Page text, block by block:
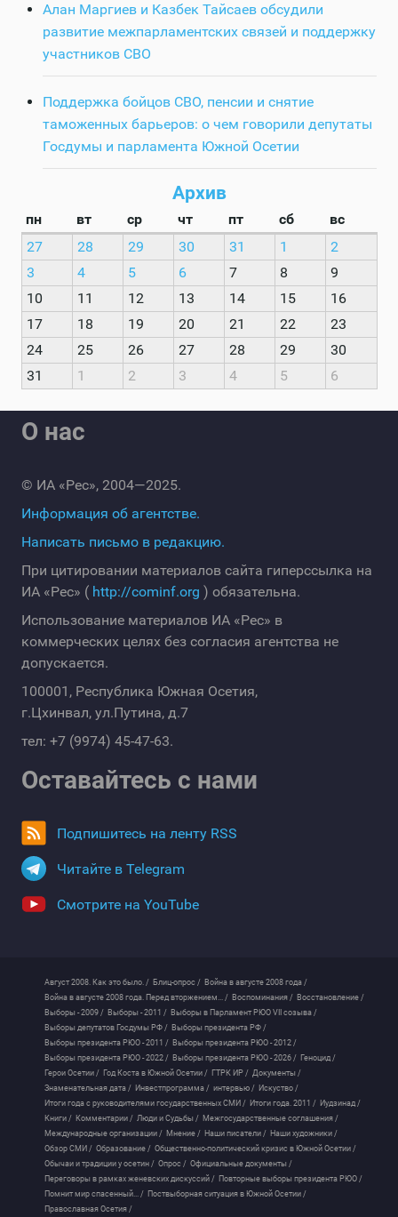
Алан Маргиев и Казбек Тайсаев обсудили
развитие межпарламентских связей и поддержку
участников СВО
Поддержка бойцов СВО, пенсии и снятие
таможенных барьеров: о чем говорили депутаты
Госдумы и парламента Южной Осетии
Архив
пн вт ср чт пт сб
вс
27
28 29 30 31 1
2
3
4 5 6 7 8
9
10
11 12 13 14 15
16
17
18 19 20 21 22
23
24
25 26 27 28 29
30
31
1 2 3 4 5 6
О нас
© ИА «Рес», 2004—2025.
Информация об агентстве.
Написать письмо в редакцию.
При цитировании материалов сайта гиперссылка на
ИА «Рес» ( http://cominf.org ) обязательна.
Использование материалов ИА «Рес» в
коммерческих целях без согласия агентства не
допускается.
100001, Республика Южная Осетия,
г.Цхинвал, ул.Путина, д.7
тел: +7 (9974) 45-47-63.
Оставайтесь с нами
Подпишитесь на ленту RSS
Читайте в Telegram
Смотрите на YouTube
Август 2008. Как это было. / Блиц-опрос / Война в августе 2008 года /
Война в августе 2008 года. Перед вторжением... / Воспоминания / Восстановление /
Выборы - 2009 / Выборы - 2011 / Выборы в Парламент РЮО VII созыва /
Выборы депутатов Госдумы РФ / Выборы президента РФ /
Выборы президента РЮО - 2011 / Выборы президента РЮО - 2012 /
Выборы президента РЮО - 2022 / Выборы президента РЮО - 2026 / Геноцид /
Герои Осетии / Год Коста в Южной Осетии / ГТРК ИР / Документы /
Знаменательная дата / Инвестпрограмма / интервью / Искуство /
Итоги года с руководителями государственных СМИ / Итоги года. 2011 / Иудзинад /
Книги / Комментарии / Люди и Судьбы / Межгосударственные соглашения /
Международные организации / Мнение / Наши писатели / Наши художники /
Обзор СМИ / Образование / Общественно-политический кризис в Южной Осетии /
Обычаи и традиции у осетин / Опрос / Официальные документы /
Переговоры в рамках женевских дискуссий / Повторные выборы президента РЮО /
Помнит мир спасенный... / Поствыборная ситуация в Южной Осетии /
Православная Осетия /